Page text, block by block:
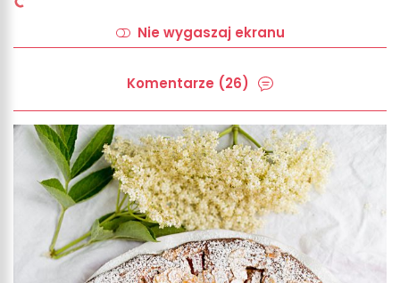
Nie wygaszaj ekranu
Komentarze (26)